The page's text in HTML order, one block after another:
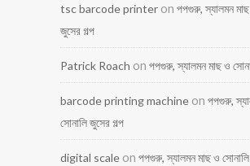
tsc barcode printer on পপগুরু, স্যালমন
জুসের গল্প
Patrick Roach on পপগুরু, স্যালমন মাছ ও
barcode printing machine on পপগুরু,
সোনালি জুসের গল্প
digital scale on পপগুরু, স্যালমন মাছ ও